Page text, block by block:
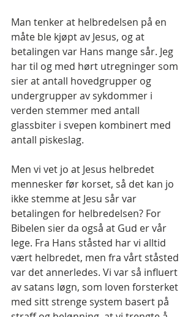
Man tenker at helbredelsen på en
måte ble kjøpt av Jesus, og at
betalingen var Hans mange sår. Jeg
har til og med hørt utregninger som
sier at antall hovedgrupper og
undergrupper av sykdommer i
verden stemmer med antall
glassbiter i svepen kombinert med
antall piskeslag.
Men vi vet jo at Jesus helbredet
mennesker før korset, så det kan jo
ikke stemme at Jesu sår var
betalingen for helbredelsen? For
Bibelen sier da også at Gud er vår
lege. Fra Hans ståsted har vi alltid
vært helbredet, men fra vårt ståsted
var det annerledes. Vi var så influert
av satans løgn, som loven forsterket
med sitt strenge system basert på